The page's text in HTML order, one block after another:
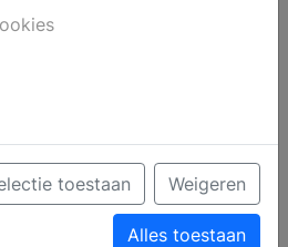
terecht voor
advies. In de showroom heeft
modellen te
om een open haard, een
een pellet kachel of een
een eigen haard vinden, die
en budget.
in de regio Ede
toestaan Weigeren
Alles toestaan